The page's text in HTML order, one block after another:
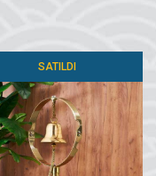
SATILDI